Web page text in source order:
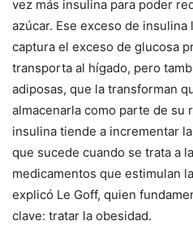
vez más insulina para poder
azúcar. Ese exceso de
captura el exceso de glucosa
transporta al hígado, pero
adiposas, que la transforman
almacenarla como parte de su
insulina tiende a incrementar
que sucede cuando se trata a
medicamentos que estimulan
explicó Le Goff, quien
clave: tratar la obesidad.